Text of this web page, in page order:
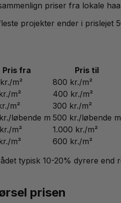
priser fra lokale
projekter ender i
Pris fra
Pris til
m²
800 kr./m²
m²
400 kr./m²
m²
300 kr./m²
løbende m 500 kr./løbende m
m²
1.000 kr./m²
m²
600 kr./m²
typisk 10-20% dyrere end
prisen